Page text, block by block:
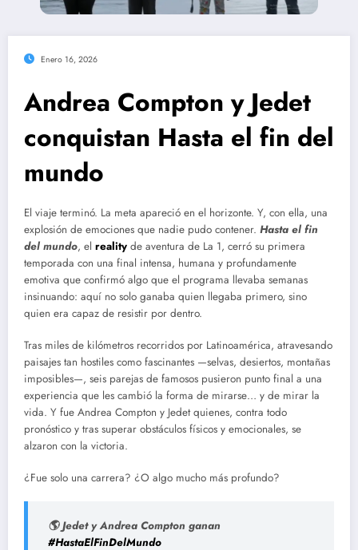
Enero 16, 2026
Andrea Compton y Jedet
conquistan Hasta el fin del
mundo
El viaje terminó. La meta apareció en el horizonte. Y, con ella, una
explosión de emociones que nadie pudo contener. Hasta el fin
del mundo, el reality de aventura de La 1, cerró su primera
temporada con una final intensa, humana y profundamente
emotiva que confirmó algo que el programa llevaba semanas
insinuando: aquí no solo ganaba quien llegaba primero, sino
quien era capaz de resistir por dentro.
Tras miles de kilómetros recorridos por Latinoamérica, atravesando
paisajes tan hostiles como fascinantes —selvas, desiertos, montañas
imposibles—, seis parejas de famosos pusieron punto final a una
experiencia que les cambió la forma de mirarse… y de mirar la
vida. Y fue Andrea Compton y Jedet quienes, contra todo
pronóstico y tras superar obstáculos físicos y emocionales, se
alzaron con la victoria.
¿Fue solo una carrera? ¿O algo mucho más profundo?
🌎 Jedet y Andrea Compton ganan
#HastaElFinDelMundo